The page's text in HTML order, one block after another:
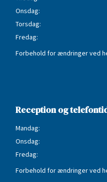
Onsdag:
Torsdag:
Fredag:
Forbehold for ændringer ved
Reception og
Mandag:
Onsdag:
Fredag:
Forbehold for ændringer ved